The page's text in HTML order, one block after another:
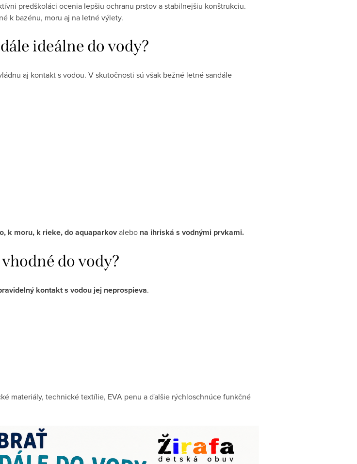
predškoláci ocenia lepšiu ochranu prstov a stabilnejšiu konštrukciu.
k bazénu, moru aj na letné výlety.
ideálne do vody?
aj kontakt s vodou. V skutočnosti sú však bežné letné sandále
k moru, k rieke, do aquaparkovalebo na ihriská s vodnými prvkami.
do vody?
kontakt s vodou jej neprospieva.
materiály, technické textílie, EVA penu a ďalšie rýchloschnúce funkčné